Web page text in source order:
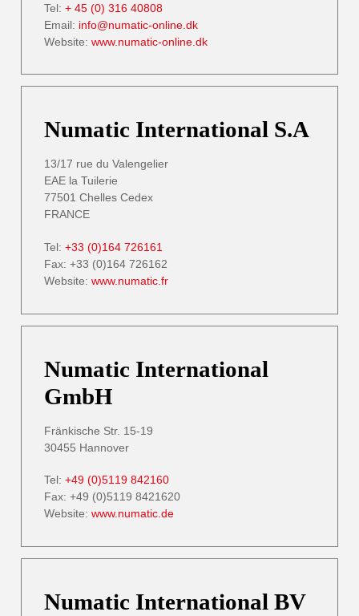
Tel: + 45 (0) 316 40808
Email: info@numatic-online.dk
Website: www.numatic-online.dk
Numatic International S.A
13/17 rue du Valengelier
EAE la Tuilerie
77501 Chelles Cedex
FRANCE
Tel: +33 (0)164 726161
Fax: +33 (0)164 726162
Website: www.numatic.fr
Numatic International
GmbH
Fränkische Str. 15-19
30455 Hannover
Tel: +49 (0)5119 842160
Fax: +49 (0)5119 8421620
Website: www.numatic.de
Numatic International BV